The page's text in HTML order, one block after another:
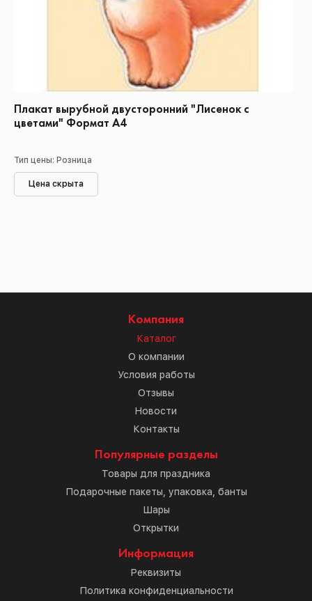
Плакат вырубной двусторонний "Лисенок с
цветами" Формат А4
Тип цены: Розница
Цена скрыта
Компания
Каталог
О компании
Условия работы
Отзывы
Новости
Контакты
Популярные разделы
Товары для праздника
Подарочные пакеты, упаковка, банты
Шары
Открытки
Информация
Реквизиты
Политика конфиденциальности